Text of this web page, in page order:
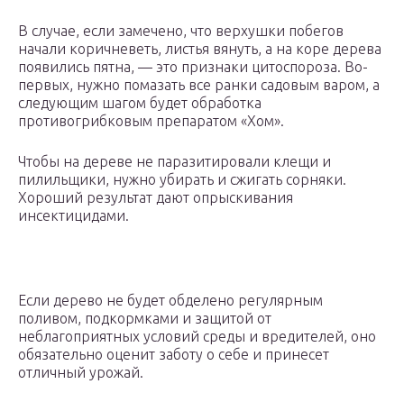
В случае, если замечено, что верхушки побегов
начали коричневеть, листья вянуть, а на коре дерева
появились пятна, — это признаки цитоспороза. Во-
первых, нужно помазать все ранки садовым варом, а
следующим шагом будет обработка
противогрибковым препаратом «Хом».
Чтобы на дереве не паразитировали клещи и
пилильщики, нужно убирать и сжигать сорняки.
Хороший результат дают опрыскивания
инсектицидами.
Если дерево не будет обделено регулярным
поливом, подкормками и защитой от
неблагоприятных условий среды и вредителей, оно
обязательно оценит заботу о себе и принесет
отличный урожай.